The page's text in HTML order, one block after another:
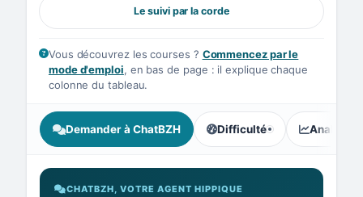
Le suivi par la corde
Vous découvrez les courses ? Commencez par le
mode d'emploi, en bas de page : il explique chaque
colonne du tableau.
Demander à ChatBZH Difficulté
, tendance des parieurs :
Analyse
CHATBZH, VOTRE AGENT HIPPIQUE